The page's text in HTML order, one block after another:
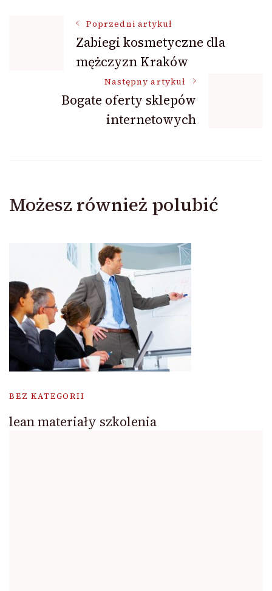
Nawigacja
wpisu
Poprzedni artykuł
Zabiegi kosmetyczne dla
mężczyzn Kraków
Następny artykuł
Bogate oferty sklepów
internetowych
Możesz również polubić
BEZ KATEGORII
lean materiały szkolenia